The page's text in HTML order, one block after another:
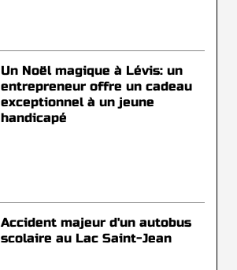
Un Noël magique à Lévis: un
entrepreneur offre un cadeau
exceptionnel à un jeune
handicapé
Accident majeur d'un autobus
scolaire au Lac Saint-Jean